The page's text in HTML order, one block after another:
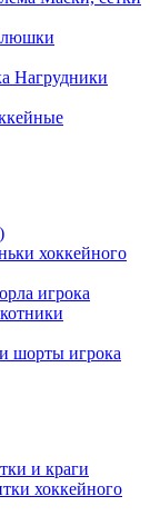
Нагрудники
хоккейного
игрока
шорты игрока
и краги
хоккейного